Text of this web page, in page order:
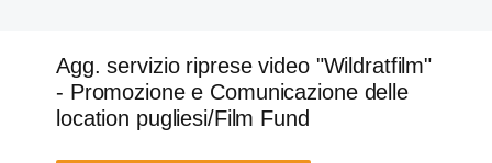
Agg. servizio riprese video "Wildratfilm"
- Promozione e Comunicazione delle
location pugliesi/Film Fund